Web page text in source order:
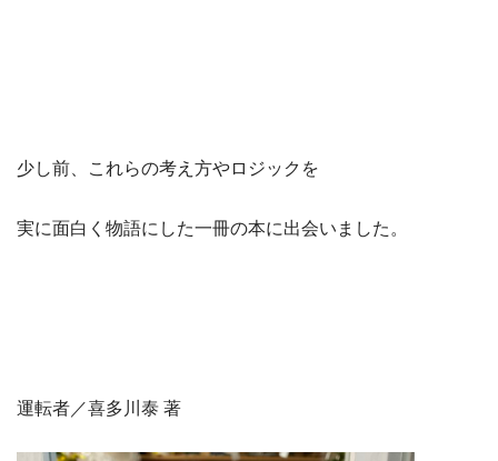
少し前、これらの考え方やロジックを
実に面白く物語にした一冊の本に出会いました。
運転者／喜多川泰 著